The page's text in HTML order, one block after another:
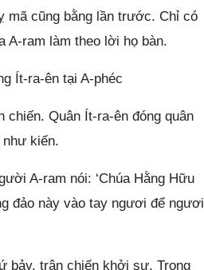
mã cũng bằng lần trước. Chỉ có
A-ram làm theo lời họ bàn.
Ít-ra-ên tại A-phéc
Quân Ít-ra-ên đóng quân
kiến.
A-ram nói: ‘Chúa Hằng Hữu
đảo này vào tay ngươi để ngươi
bảy, trận chiến khởi sự. Trong